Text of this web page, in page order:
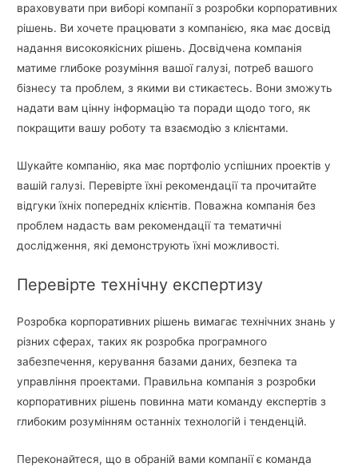
враховувати при виборі компанії з розробки корпоративних
рішень. Ви хочете працювати з компанією, яка має досвід
надання високоякісних рішень. Досвідчена компанія
матиме глибоке розуміння вашої галузі, потреб вашого
бізнесу та проблем, з якими ви стикаєтесь. Вони зможуть
надати вам цінну інформацію та поради щодо того, як
покращити вашу роботу та взаємодію з клієнтами.
Шукайте компанію, яка має портфоліо успішних проектів у
вашій галузі. Перевірте їхні рекомендації та прочитайте
відгуки їхніх попередніх клієнтів. Поважна компанія без
проблем надасть вам рекомендації та тематичні
дослідження, які демонструють їхні можливості.
Перевірте технічну експертизу
Розробка корпоративних рішень вимагає технічних знань у
різних сферах, таких як розробка програмного
забезпечення, керування базами даних, безпека та
управління проектами. Правильна компанія з розробки
корпоративних рішень повинна мати команду експертів з
глибоким розумінням останніх технологій і тенденцій.
Переконайтеся, що в обраній вами компанії є команда